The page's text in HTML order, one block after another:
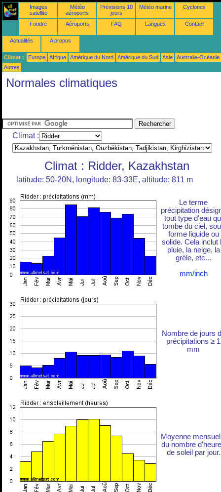
Images
satellite
Météo
aéroports
Prévisions 10
jours
Météo marine Cyclones
Foudre Aéroports FAQ Langues Contact
Actualités A propos
Climat : Europe Afrique Amérique du Nord Amérique du Sud Asie
Australie-Océanie
Autres
Normales climatiques
Climat :
Climat : Ridder, Kazakhstan
latitude: 50-20N, longitude: 83-33E, altitude: 811 m
Le terme
précipitation
tout type d'eau
tombe du ciel,
forme liquide ou
solide. Cela inclut
pluie, la neige, la
grèle, etc...
mm/inch
Nombre de jours
précipitations ≥ 1
mm
Moyenne
du nombre
de soleil par jour.